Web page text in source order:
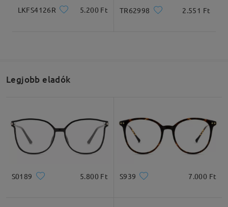
LKFS4126R 5.200 Ft TR62998 2.551 Ft
Legjobb eladók
S0189 5.800 Ft S939 7.000 Ft